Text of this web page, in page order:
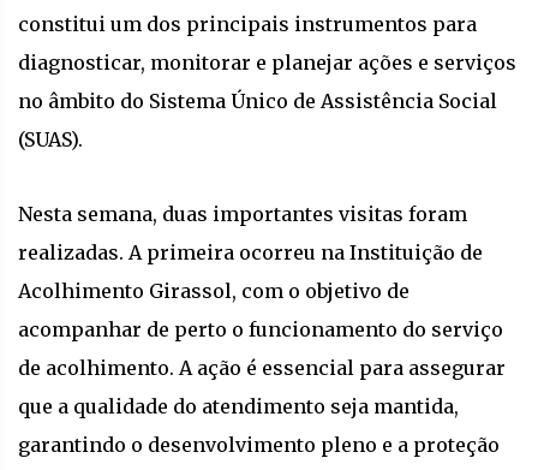
constitui um dos principais instrumentos para
diagnosticar, monitorar e planejar ações e serviços
no âmbito do Sistema Único de Assistência Social
(SUAS).
Nesta semana, duas importantes visitas foram
realizadas. A primeira ocorreu na Instituição de
Acolhimento Girassol, com o objetivo de
acompanhar de perto o funcionamento do serviço
de acolhimento. A ação é essencial para assegurar
que a qualidade do atendimento seja mantida,
garantindo o desenvolvimento pleno e a proteção